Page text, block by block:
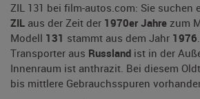
ZIL 131 bei film-autos.com: Sie suchen
ZIL aus der Zeit der 1970er Jahre zum
Modell 131 stammt aus dem Jahr 1976
Transporter aus Russland ist in der
Innenraum ist anthrazit. Bei diesem
bis mittlere Gebrauchsspuren